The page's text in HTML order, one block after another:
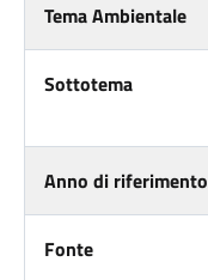
Tema Ambientale
Sottotema
Anno di riferimento
Fonte